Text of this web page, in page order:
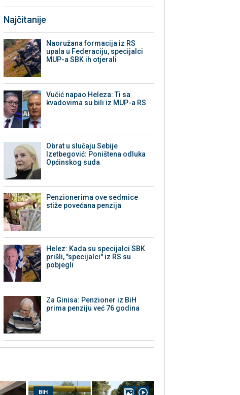
Najčitanije
Naoružana formacija iz RS
upala u Federaciju, specijalci
MUP-a SBK ih otjerali
Vučić napao Heleza: Ti sa
kvadovima su bili iz MUP-a RS
Obrat u slučaju Sebije
Izetbegović: Poništena odluka
Općinskog suda
Penzionerima ove sedmice
stiže povećana penzija
Helez: Kada su specijalci SBK
prišli, "specijalci" iz RS su
pobjegli
Za Ginisa: Penzioner iz BiH
prima penziju već 76 godina
BIH